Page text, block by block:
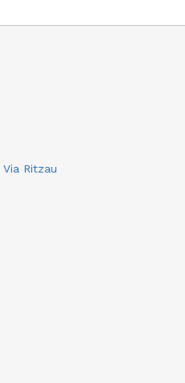
Via Ritzau